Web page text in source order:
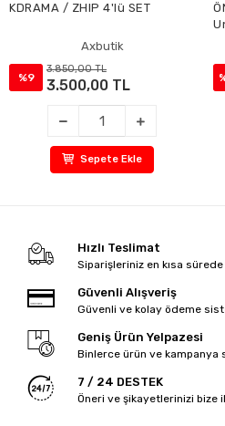
KDRAMA / ZHIP 4'lü SET
Axbutik
%9
3.850,00 TL
3.500,00 TL
Sepete Ekle
Hızlı Teslimat
Siparişleriniz en kısa sürede
Güvenli Alışveriş
Güvenli ve kolay ödeme
Geniş Ürün Yelpazesi
Binlerce ürün ve kampanya
7 / 24 DESTEK
Öneri ve şikayetlerinizi bize